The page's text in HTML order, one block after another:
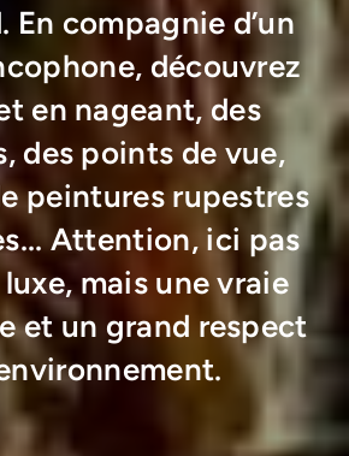
compagnie d’un
découvrez
en nageant, des
des points de vue,
peintures rupestres
Attention, ici pas
mais une vraie
et un grand respect